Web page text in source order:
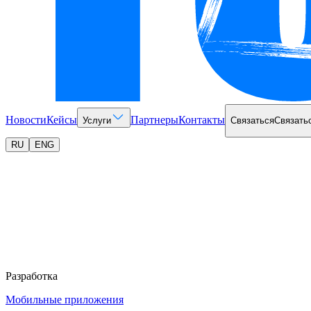
НовостиКейсы Услуги ПартнерыКонтакты Связаться
RU ENG
Разработка
Мобильные приложения